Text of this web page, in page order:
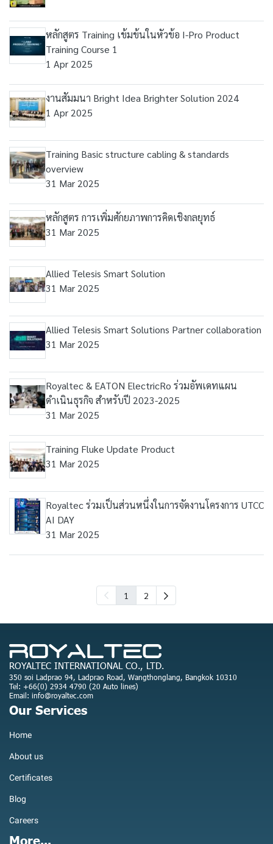
หลักสูตร Training เข้มข้นในหัวข้อ I-Pro Product
Training Course 1
1 Apr 2025
งานสัมมนา Bright Idea Brighter Solution 2024
1 Apr 2025
Training Basic structure cabling & standards
overview
31 Mar 2025
หลักสูตร การเพิ่มศักยภาพการคิดเชิงกลยุทธ์
31 Mar 2025
Allied Telesis Smart Solution
31 Mar 2025
Allied Telesis Smart Solutions Partner collaboration
31 Mar 2025
Royaltec & EATON ElectricRo ร่วมอัพเดทแผน
ดำเนินธุรกิจ สำหรับปี 2023-2025
31 Mar 2025
Training Fluke Update Product
31 Mar 2025
Royaltec ร่วมเป็นส่วนหนึ่งในการจัดงานโครงการ UTCC
AI DAY
31 Mar 2025
1 2
ROYALTEC INTERNATIONAL CO., LTD.
350 soi Ladprao 94, Ladprao Road, Wangthonglang, Bangkok 10310
Tel: +66(0) 2934 4790 (20 Auto lines)
Email: info@royaltec.com
Our Services
Home
About us
Certificates
Blog
Careers
More...